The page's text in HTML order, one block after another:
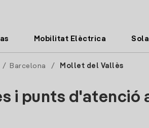
Mobilitat Elèctrica
/ Barcelona / Mollet del Vallès
i punts d'atenció